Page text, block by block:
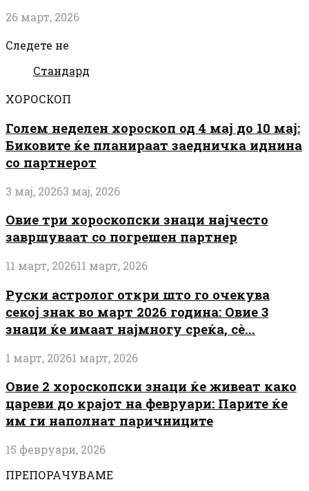
26 март, 2026
Следете не
Стандард
ХОРОСКОП
Голем неделен хороскоп од 4 мај до 10 мај:
Биковите ќе планираат заедничка иднина
со партнерот
3 мај, 20263 мај, 2026
Овие три хороскопски знаци најчесто
завршуваат со погрешен партнер
11 март, 202611 март, 2026
Руски астролог откри што го очекува
секој знак во март 2026 година: Овие 3
знаци ќе имаат најмногу среќа, сè...
1 март, 20261 март, 2026
Овие 2 хороскопски знаци ќе живеат како
цареви до крајот на февруари: Парите ќе
им ги наполнат паричниците
15 февруари, 2026
ПРЕПОРАЧУВАМЕ